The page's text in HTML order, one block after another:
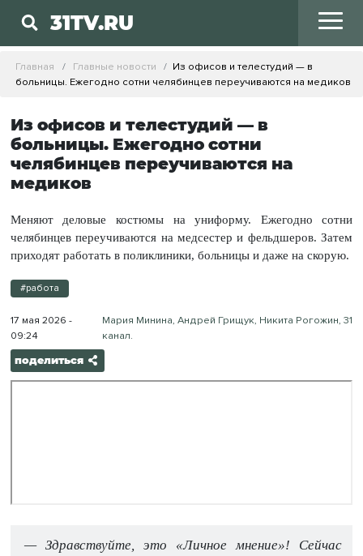
31TV.RU
Главная Главные новости
Из офисов и телестудий — в
больницы. Ежегодно сотни челябинцев переучиваются на медиков
Из офисов и телестудий — в
больницы. Ежегодно сотни
челябинцев переучиваются на
медиков
Меняют деловые костюмы на униформу. Ежегодно сотни
челябинцев переучиваются на медсестер и фельдшеров. Затем
приходят работать в поликлиники, больницы и даже на скорую.
#работа
17 мая 2026 -
09:24
Мария Минина, Андрей Грищук, Никита Рогожин, 31
канал.
поделиться
— Здравствуйте, это «Личное мнение»! Сейчас